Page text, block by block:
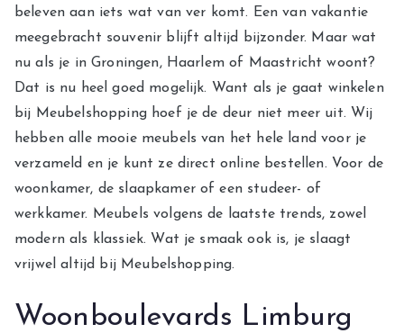
beleven aan iets wat van ver komt. Een van vakantie
meegebracht souvenir blijft altijd bijzonder. Maar wat
nu als je in Groningen, Haarlem of Maastricht woont?
Dat is nu heel goed mogelijk. Want als je gaat winkelen
bij Meubelshopping hoef je de deur niet meer uit. Wij
hebben alle mooie meubels van het hele land voor je
verzameld en je kunt ze direct online bestellen. Voor de
woonkamer, de slaapkamer of een studeer- of
werkkamer. Meubels volgens de laatste trends, zowel
modern als klassiek. Wat je smaak ook is, je slaagt
vrijwel altijd bij Meubelshopping.
Woonboulevards Limburg